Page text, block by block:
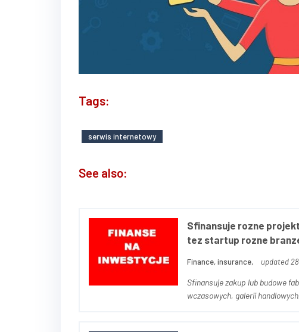
Tags:
serwis internetowy
See also:
Sfinansuje rozne
tez startup rozne
Finance, insurance, updated
Sfinansuje zakup lub budowe
wczasowych, galerii handlowych, biurowcow, kamienic, domy seniora, akademiki,